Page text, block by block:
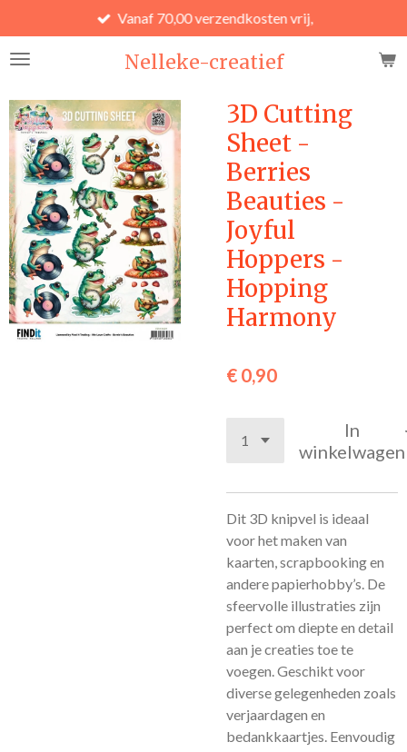
direct
naar
hoofdinhoud
Nelleke-creatief
Vanaf 70,00 verzendkosten vrij,
3D Cutting
Sheet -
Berries
Beauties -
Joyful
Hoppers -
Hopping
Harmony
€ 0,90
In
winkelwagen
Dit 3D knipvel is ideaal
voor het maken van
kaarten, scrapbooking en
andere papierhobby’s. De
sfeervolle illustraties zijn
perfect om diepte en detail
aan je creaties toe te
voegen. Geschikt voor
diverse gelegenheden zoals
verjaardagen en
bedankkaartjes. Eenvoudig